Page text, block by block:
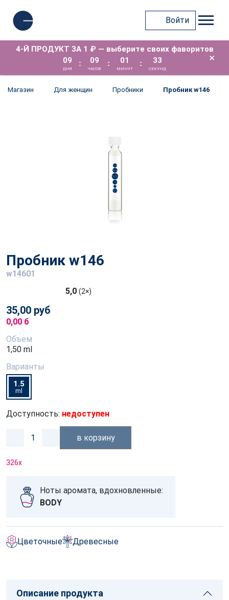
Войти
4-Й ПРОДУКТ ЗА 1 ₽ — выберите своих фаворитов
09
ДНЯ
: 09
ЧАСОВ
: 01
МИНУТ
: 32
СЕКУНД
×
Магазин Для женщин Пробники Пробник w146
Пробник w146
w14601
5,0 (2×)
35,00 руб
0,00 б
Объем
1,50 ml
Варианты
1.5
ml
Доступность: недоступен
в корзину
326x
Ноты аромата, вдохновленные:
BODY
Цветочные Древесные
Описание продукта